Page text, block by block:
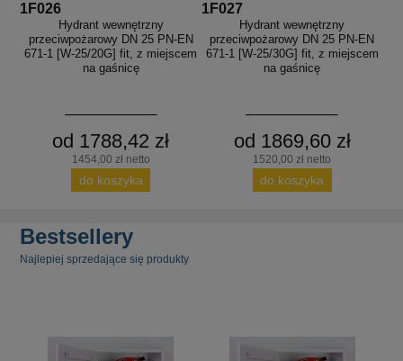
1F026
Hydrant wewnętrzny
przeciwpożarowy DN 25 PN-EN
671-1 [W-25/20G] fit, z miejscem
na gaśnicę
od 1788,42 zł
1454,00 zł netto
do koszyka
1F027
Hydrant wewnętrzny
przeciwpożarowy DN 25 PN-EN
671-1 [W-25/30G] fit, z miejscem
na gaśnicę
od 1869,60 zł
1520,00 zł netto
do koszyka
Bestsellery
Najlepiej sprzedające się produkty